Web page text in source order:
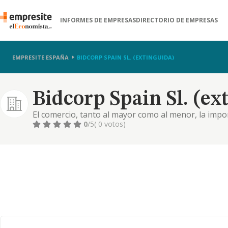
INFORMES DE EMPRESASDIRECTORIO DE EMPRESAS
EMPRESITE ESPAÑA BIDCORP SPAIN SL. (EXTINGUIDA)
Bidcorp Spain Sl.
El comercio, tanto al mayor como al menor, la
productos de alimentacion, en especial las frutas y
0/5( 0 votos)